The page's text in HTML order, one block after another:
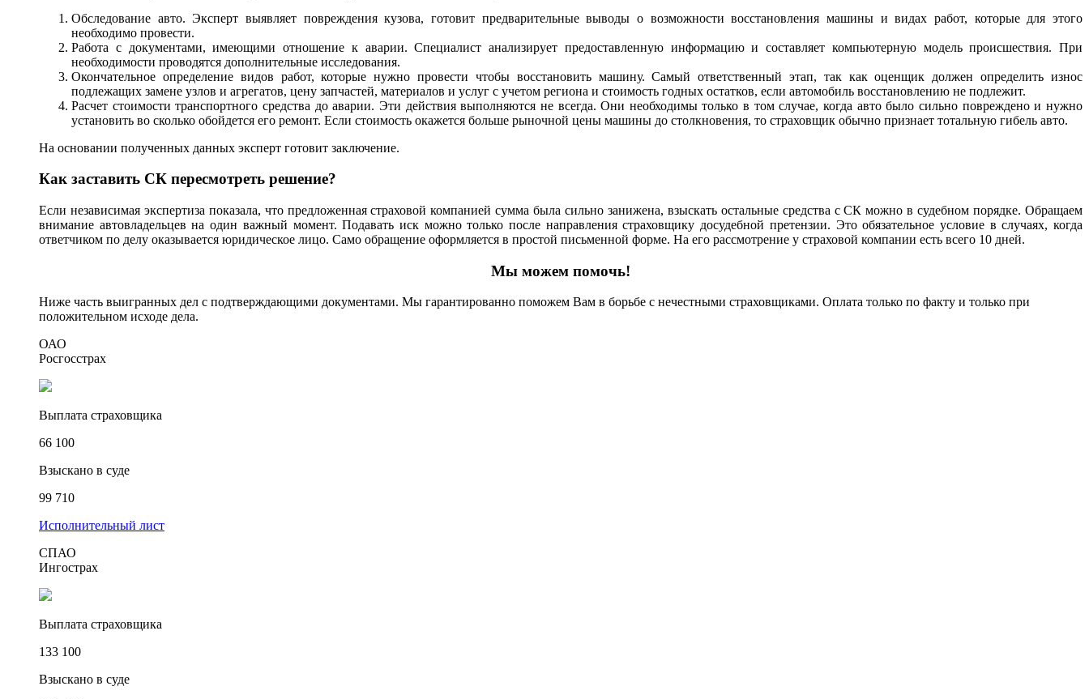
Обследование авто. Эксперт выявляет повреждения кузова, готовит предварительные выводы о возможности восстановления машины и видах работ, которые для этого
необходимо провести.
Работа с документами, имеющими отношение к аварии. Специалист анализирует предоставленную информацию и составляет компьютерную модель происшествия. При
необходимости проводятся дополнительные исследования.
Окончательное определение видов работ, которые нужно провести чтобы восстановить машину. Самый ответственный этап, так как оценщик должен определить износ
подлежащих замене узлов и агрегатов, цену запчастей, материалов и услуг с учетом региона и стоимость годных остатков, если автомобиль восстановлению не подлежит.
Расчет стоимости транспортного средства до аварии. Эти действия выполняются не всегда. Они необходимы только в том случае, когда авто было сильно повреждено и нужно
установить во сколько обойдется его ремонт. Если стоимость окажется больше рыночной цены машины до столкновения, то страховщик обычно признает тотальную гибель авто.
На основании полученных данных эксперт готовит заключение.
Как заставить СК пересмотреть решение?
Если независимая экспертиза показала, что предложенная страховой компанией сумма была сильно занижена, взыскать остальные средства с СК можно в судебном порядке. Обращаем
внимание автовладельцев на один важный момент. Подавать иск можно только после направления страховщику досудебной претензии. Это обязательное условие в случаях, когда
ответчиком по делу оказывается юридическое лицо. Само обращение оформляется в простой письменной форме. На его рассмотрение у страховой компании есть всего 10 дней.
Мы можем помочь!
Ниже часть выигранных дел с подтверждающими документами. Мы гарантированно поможем Вам в борьбе с нечестными страховщиками. Оплата только по факту и только при
положительном исходе дела.
ОАО
Росгосстрах
Выплата страховщика
66 100
Взыскано в суде
99 710
Исполнительный лист
СПАО
Ингострах
Выплата страховщика
133 100
Взыскано в суде